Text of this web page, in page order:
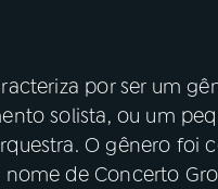
por ser um
solista, ou um
O gênero foi
de Concerto